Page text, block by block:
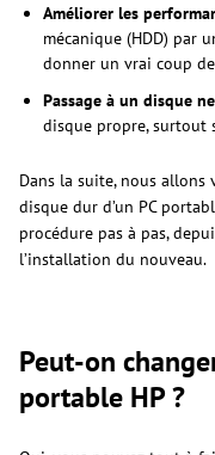
Améliorer les
mécanique (HDD) par
donner un vrai coup
Passage à un disque
disque propre, surtout
Dans la suite, nous allons
disque dur d’un PC
procédure pas à pas,
l’installation du nouveau.
Peut-on
portable HP ?